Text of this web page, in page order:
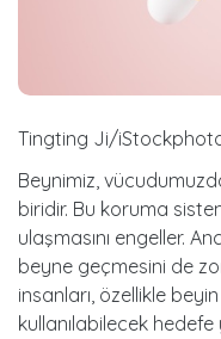
Tingting Ji/
Beynimiz,
biridir. Bu koruma
ulaşmasını engeller.
beyne geçmesini de
insanları, özellikle
kullanılabilecek